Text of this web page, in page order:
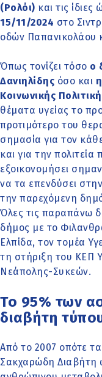
(Ρολόι) και τις ίδιες
15/11/2024 στο
οδών Παπανικολάου
Όπως τονίζει τόσο ο
Δανιηλίδης όσο και
Κοινωνικής
θέματα υγείας το
προτιμότερο του
σημασία για τον
και για την
εξοικονομήσει
να τα επενδύσει
την παρεχόμενη
Όλες τις παραπάνω
δήμος με το
Ελπίδα, τον τομέα
τη στήριξη του ΚΕΠ
Νεάπολης-Συκεών.
Το 95% των
διαβήτη
Από το 2007 οπότε
Σακχαρώδη Διαβήτη